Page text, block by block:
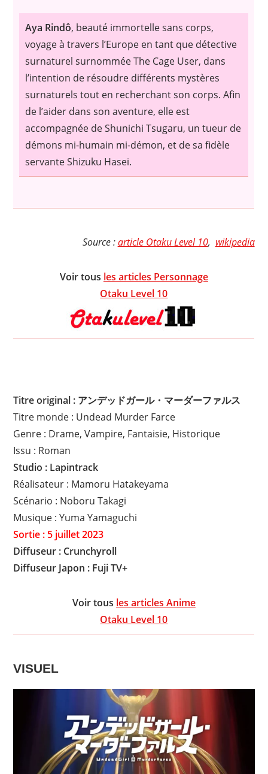
Aya Rindô, beauté immortelle sans corps,
voyage à travers l’Europe en tant que détective
surnaturel surnommée The Cage User, dans
l’intention de résoudre différents mystères
surnaturels tout en recherchant son corps. Afin
de l’aider dans son aventure, elle est
accompagnée de Shunichi Tsugaru, un tueur de
démons mi-humain mi-démon, et de sa fidèle
servante Shizuku Hasei.
Source :article Otaku Level 10, wikipedia
Voir tous les articles Personnage
Otaku Level 10
Titre original : アンデッドガール・マーダーファルス
Titre monde : Undead Murder Farce
Genre : Drame, Vampire, Fantaisie, Historique
Issu : Roman
Studio : Lapintrack
Réalisateur : Mamoru Hatakeyama
Scénario : Noboru Takagi
Musique : Yuma Yamaguchi
Sortie : 5 juillet 2023
Diffuseur : Crunchyroll
Diffuseur Japon : Fuji TV+
Voir tous les articles Anime
Otaku Level 10
VISUEL